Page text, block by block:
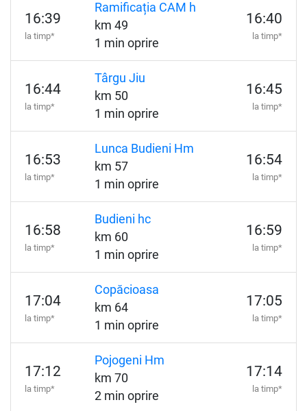
16:39
la timp*
Ramificația CAM h
km 49
1 min oprire
16:40
la timp*
16:44
la timp*
Târgu Jiu
km 50
1 min oprire
16:45
la timp*
16:53
la timp*
Lunca Budieni Hm
km 57
1 min oprire
16:54
la timp*
16:58
la timp*
Budieni hc
km 60
1 min oprire
16:59
la timp*
17:04
la timp*
Copăcioasa
km 64
1 min oprire
17:05
la timp*
17:12
la timp*
Pojogeni Hm
km 70
2 min oprire
17:14
la timp*